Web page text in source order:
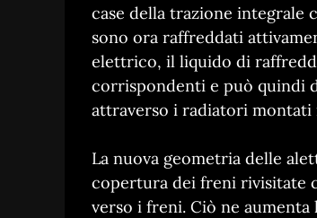
case della trazione integrale
sono ora raffreddati
elettrico, il liquido di
corrispondenti e può quindi
attraverso i radiatori montati
La nuova geometria delle
copertura dei freni rivisitate
verso i freni. Ciò ne